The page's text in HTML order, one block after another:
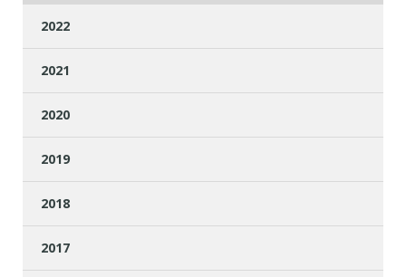
2022
2021
2020
2019
2018
2017